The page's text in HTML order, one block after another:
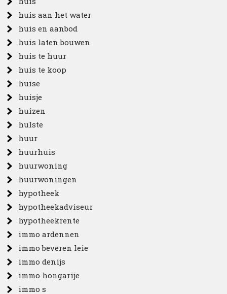
huis aan het water
huis en aanbod
huis laten bouwen
huis te huur
huis te koop
huise
huisje
huizen
hulste
huur
huurhuis
huurwoning
huurwoningen
hypotheek
hypotheekadviseur
hypotheekrente
immo ardennen
immo beveren leie
immo denijs
immo hongarije
immo s